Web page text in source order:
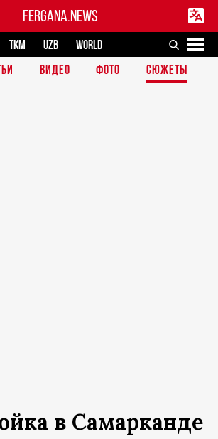
FERGANA.NEWS
TKM UZB
WORLD
ВИДЕО ФОТО СЮЖЕТЫ
в Самарканде